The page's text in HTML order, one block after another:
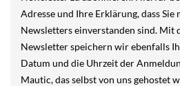
Adresse und Ihre Erklärung, dass Sie
Newsletters einverstanden sind. Mit
Newsletter speichern wir ebenfalls
Datum und die Uhrzeit der
Mautic, das selbst von uns gehostet